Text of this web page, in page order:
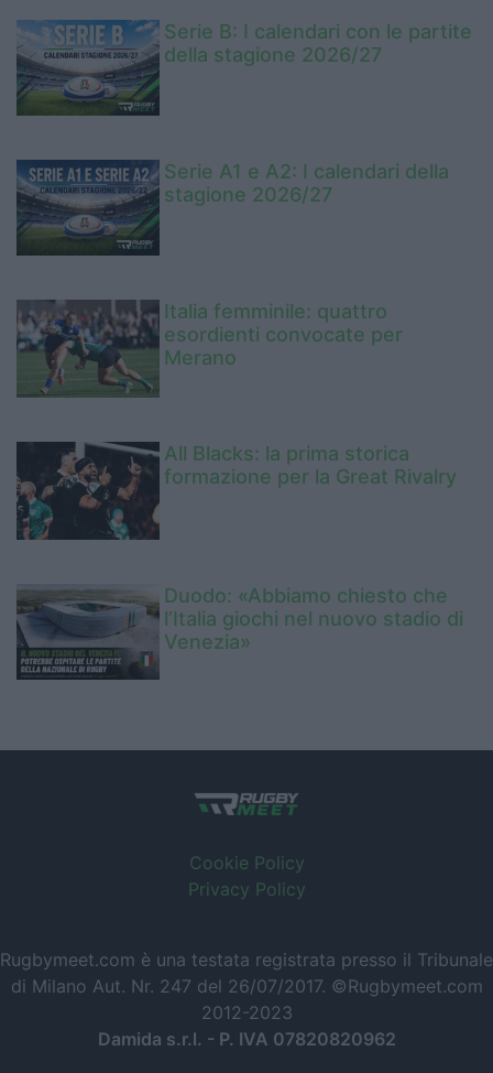
Serie B: I calendari con le partite
della stagione 2026/27
Serie A1 e A2: I calendari della
stagione 2026/27
Italia femminile: quattro
esordienti convocate per
Merano
All Blacks: la prima storica
formazione per la Great Rivalry
Duodo: «Abbiamo chiesto che
l’Italia giochi nel nuovo stadio di
Venezia»
Cookie Policy
Privacy Policy
Rugbymeet.com è una testata registrata presso il Tribunale
di Milano Aut. Nr. 247 del 26/07/2017. ©Rugbymeet.com
2012-2023
Damida s.r.l. - P. IVA 07820820962